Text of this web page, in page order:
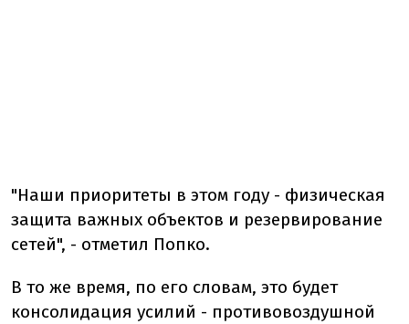
"Наши приоритеты в этом году - физическая
защита важных объектов и резервирование
сетей", - отметил Попко.
В то же время, по его словам, это будет
консолидация усилий - противовоздушной